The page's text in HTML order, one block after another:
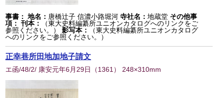
事書： 地名： 唐橋辻子 信濃小路堀河 寺社名：地蔵堂 その他事
項： 刊本：
（東大史料編纂所ユニオンカタログへのリンクをご
参照ください。）
影写本：
（東大史料編纂所ユニオンカタログ
へのリンクをご参照ください。）
正幸巷所田地加地子請文
エ函/48/2/ 康安元年6月29日 （1361 ） 248×310mm